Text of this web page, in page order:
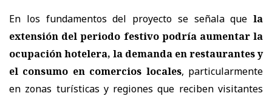
En los fundamentos del proyecto se señala que la
extensión del periodo festivo podría aumentar la
ocupación hotelera, la demanda en restaurantes y
el consumo en comercios locales, particularmente
en zonas turísticas y regiones que reciben visitantes